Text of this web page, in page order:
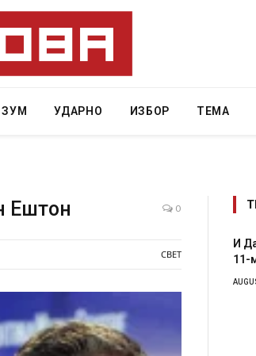
ЗУМ УДАРНО ИЗБОР ТЕМА
Ештон 0
СВЕТ
И Данска се милитарилизира –